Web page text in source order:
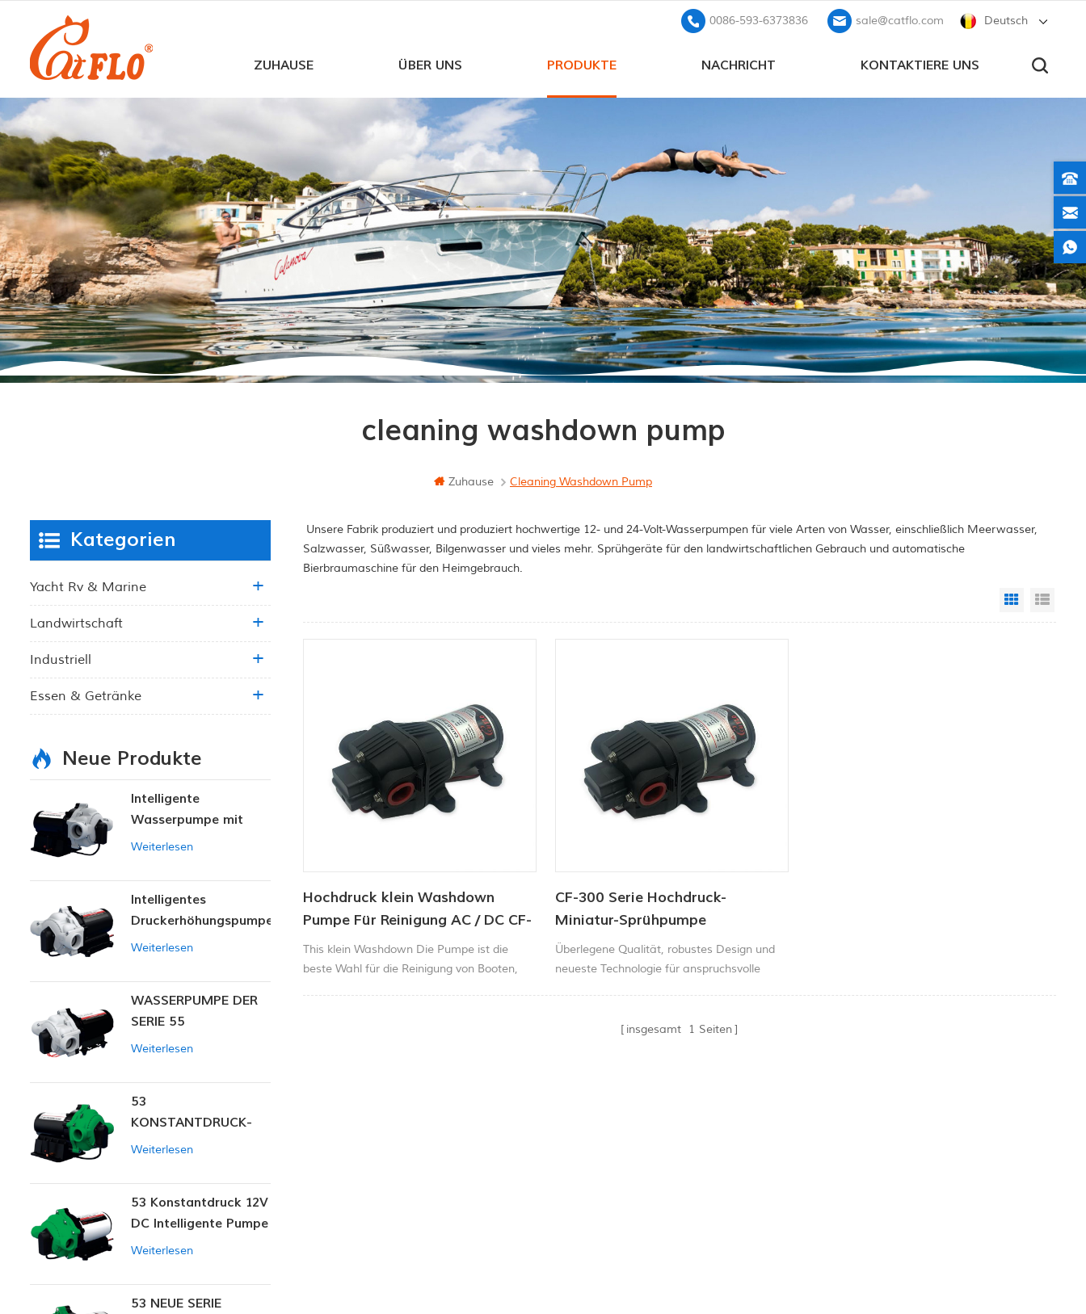
Deutsch
0086-593-6373836 sale@catflo.com
ZUHAUSE ÜBER UNS PRODUKTE NACHRICHT KONTAKTIERE UNS
cleaning washdown pump
Zuhause Cleaning Washdown Pump
Unsere Fabrik produziert und produziert hochwertige 12- und 24-Volt-Wasserpumpen für viele Arten von Wasser, einschließlich Meerwasser,
Salzwasser, Süßwasser, Bilgenwasser und vieles mehr. Sprühgeräte für den landwirtschaftlichen Gebrauch und automatische
Bierbraumaschine für den Heimgebrauch.
Grid View
Hochdruck klein Washdown
Pumpe Für Reinigung AC / DC CF-
300 Serie
This klein Washdown Die Pumpe ist die
beste Wahl für die Reinigung von Booten,
CF-300 Serie Hochdruck-
Miniatur-Sprühpumpe
Überlegene Qualität, robustes Design und
neueste Technologie für anspruchsvolle
äußerst langlebige und handelsübliche
insgesamt 1 Seiten
Kategorien
Yacht Rv & Marine
Landwirtschaft
Industriell
Essen & Getränke
Neue Produkte
Intelligente
Wasserpumpe mit
variablem Druck
Weiterlesen
Intelligentes
Druckerhöhungspumpen-
Set
Weiterlesen
WASSERPUMPE DER
SERIE 55
Weiterlesen
53
KONSTANTDRUCK-
INTELLIGENTE PUMPE
Weiterlesen
53 Konstantdruck 12V
DC Intelligente Pumpe
Weiterlesen
53 NEUE SERIE